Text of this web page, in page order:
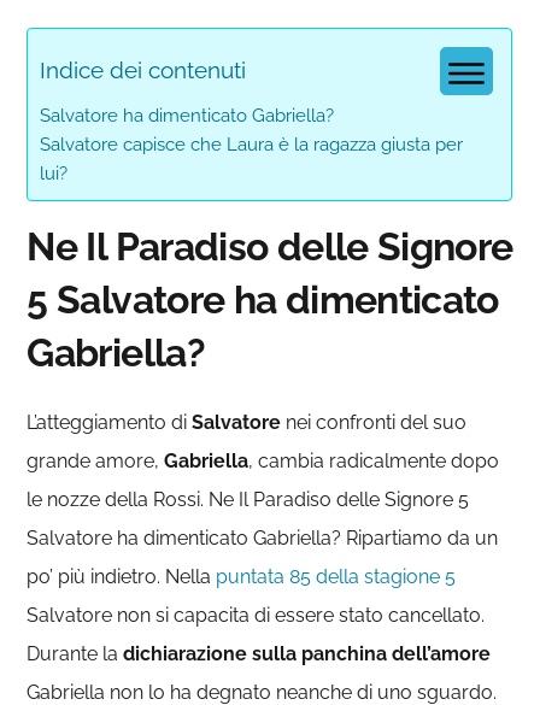
Indice dei contenuti
Salvatore ha dimenticato Gabriella?
Salvatore capisce che Laura è la ragazza giusta per
lui?
Ne Il Paradiso delle Signore
5 Salvatore ha dimenticato
Gabriella?
L’atteggiamento diSalvatore nei confronti del suo
grande amore,Gabriella, cambia radicalmente dopo
le nozze della Rossi. Ne Il Paradiso delle Signore 5
Salvatore ha dimenticato Gabriella? Ripartiamo da un
po’ più indietro. Nella puntata 85 della stagione 5
Salvatore non si capacita di essere stato cancellato.
Durante ladichiarazione sulla panchina dell’amore
Gabriella non lo ha degnato neanche di uno sguardo.